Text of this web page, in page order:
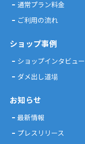
通常プラン料金
ご利用の流れ
ショップ事例
ショップインタビュー
ダメ出し道場
お知らせ
最新情報
プレスリリース